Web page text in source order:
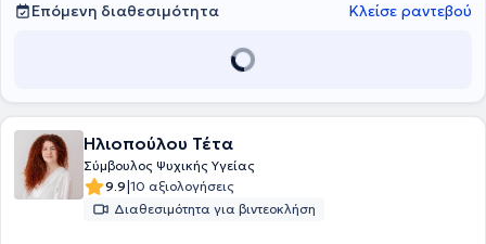
Επόμενη διαθεσιμότητα Κλείσε ραντεβού
Ηλιοπούλου Τέτα
Σύμβουλος Ψυχικής Υγείας
9.9|10 αξιολογήσεις
Διαθεσιμότητα για βιντεοκλήση